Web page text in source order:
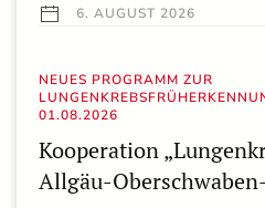
6. AUGUST 2026
NEUES PROGRAMM ZUR
01.08.2026
Kooperation
Allgäu-